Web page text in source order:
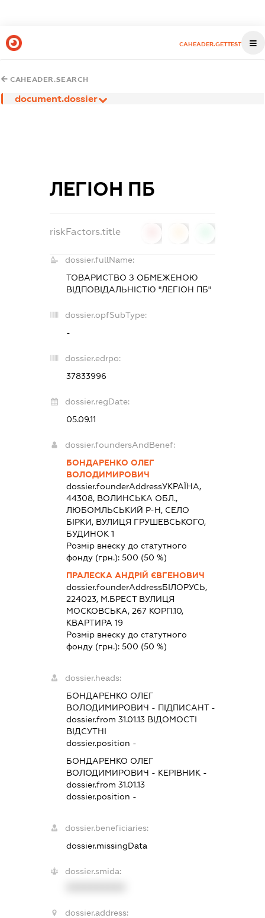
CAHEADER.GETTEST
CAHEADER.SEARCH
document.dossier
ЛЕГІОН ПБ
riskFactors.title
dossier.fullName:
ТОВАРИСТВО З ОБМЕЖЕНОЮ
ВІДПОВІДАЛЬНІСТЮ "ЛЕГІОН ПБ"
dossier.opfSubType:
-
dossier.edrpo:
37833996
dossier.regDate:
05.09.11
dossier.foundersAndBenef:
БОНДАРЕНКО ОЛЕГ
ВОЛОДИМИРОВИЧ
dossier.founderAddressУКРАЇНА,
44308, ВОЛИНСЬКА ОБЛ.,
ЛЮБОМЛЬСЬКИЙ Р-Н, СЕЛО
БІРКИ, ВУЛИЦЯ ГРУШЕВСЬКОГО,
БУДИНОК 1
Розмір внеску до статутного
фонду (грн.): 500 (50 %)
ПРАЛЕСКА АНДРІЙ ЄВГЕНОВИЧ
dossier.founderAddressБІЛОРУСЬ,
224023, М.БРЕСТ ВУЛИЦЯ
МОСКОВСЬКА, 267 КОРП.10,
КВАРТИРА 19
Розмір внеску до статутного
фонду (грн.): 500 (50 %)
dossier.heads:
БОНДАРЕНКО ОЛЕГ
ВОЛОДИМИРОВИЧ - ПІДПИСАНТ-
dossier.from 31.01.13ВІДОМОСТІ
ВІДСУТНІ
dossier.position -
БОНДАРЕНКО ОЛЕГ
ВОЛОДИМИРОВИЧ - КЕРІВНИК -
dossier.from 31.01.13
dossier.position -
dossier.beneficiaries:
dossier.missingData
dossier.smida:
dossier.address: